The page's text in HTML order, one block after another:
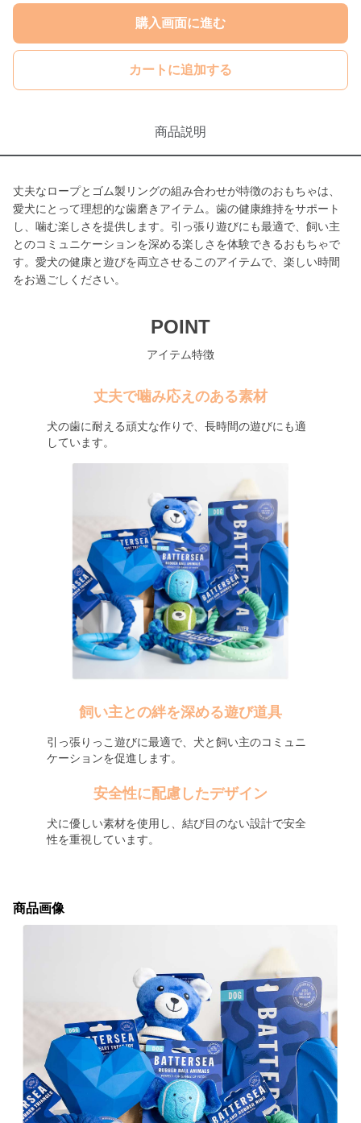
購入画面に進む
カートに追加する
商品説明
丈夫なロープとゴム製リングの組み合わせが特徴のおもちゃは、
愛犬にとって理想的な歯磨きアイテム。歯の健康維持をサポート
し、噛む楽しさを提供します。引っ張り遊びにも最適で、飼い主
とのコミュニケーションを深める楽しさを体験できるおもちゃで
す。愛犬の健康と遊びを両立させるこのアイテムで、楽しい時間
をお過ごしください。
POINT
アイテム特徴
丈夫で噛み応えのある素材
犬の歯に耐える頑丈な作りで、長時間の遊びにも適
しています。
飼い主との絆を深める遊び道具
引っ張りっこ遊びに最適で、犬と飼い主のコミュニ
ケーションを促進します。
安全性に配慮したデザイン
犬に優しい素材を使用し、結び目のない設計で安全
性を重視しています。
商品画像